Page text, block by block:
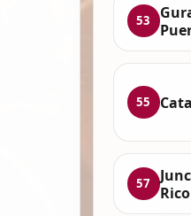
53
55
57
Rico